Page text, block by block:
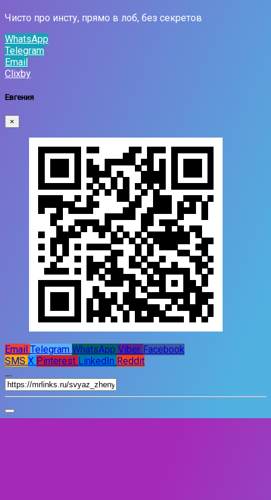
Чисто про инсту, прямо в лоб, без секретов
WhatsApp
Telegram
Email
Clixby
Евгения
×
Email Telegram WhatsApp Viber Facebook
SMS X Pinterest LinkedIn Reddit